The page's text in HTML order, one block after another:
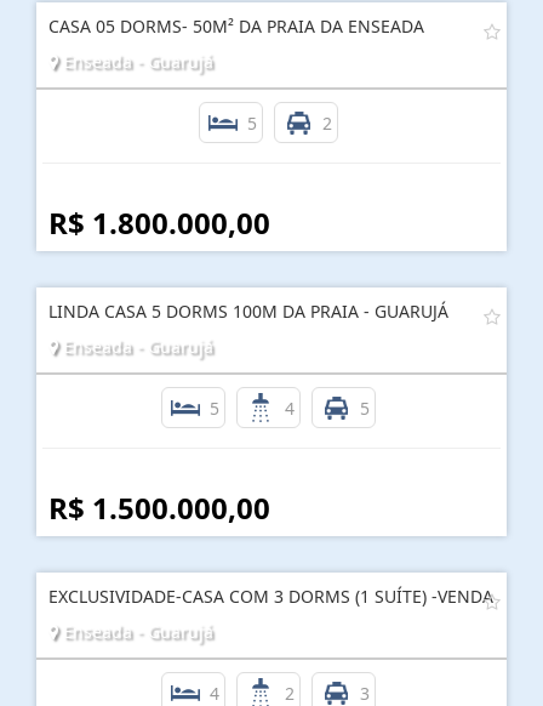
CASA 05 DORMS- 50M² DA PRAIA DA ENSEADA
Enseada - Guarujá
5 2
R$ 1.800.000,00
LINDA CASA 5 DORMS 100M DA PRAIA - GUARUJÁ
Enseada - Guarujá
5 4 5
R$ 1.500.000,00
EXCLUSIVIDADE-CASA COM 3 DORMS (1 SUÍTE) -VENDA
Enseada - Guarujá
4 2 3